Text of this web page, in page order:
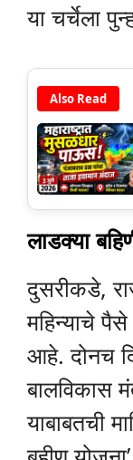
या चर्चेला
Also Read
लाडक्या
दुसरीकडे,
महिन्याचे
आहे. दोनच
बालविकास
याबाबतची